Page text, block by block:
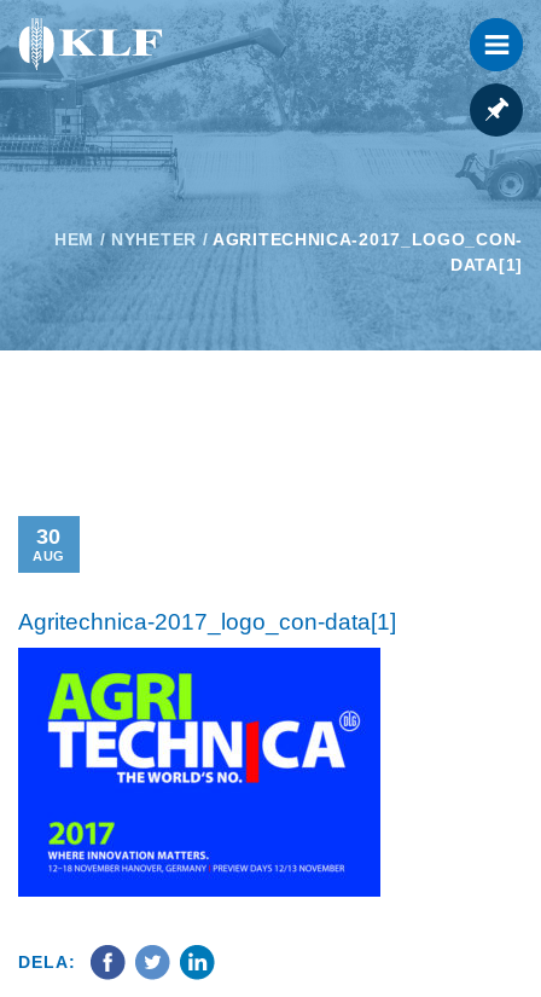
HEM / NYHETER /AGRITECHNICA-2017_LOGO_CON-
DATA[1]
30
AUG
Agritechnica-2017_logo_con-data[1]
DELA: